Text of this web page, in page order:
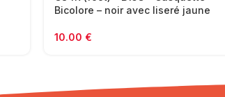
Bicolore – noir avec liseré jaune
10.00 €